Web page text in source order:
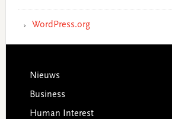
WordPress.org
Footer
Nieuws
Business
Human Interest